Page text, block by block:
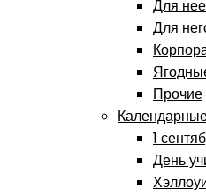
Для нее
Для
Прочие
1
День